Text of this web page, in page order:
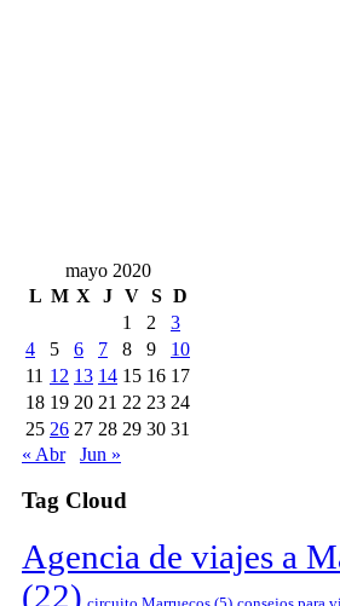
mayo 2020
L M X J V S D
1
2
3
4
5 6 7 8 9
10
11 12 13 14 15 16 17
18 19 20 21 22 23 24
25 26 27 28 29 30 31
« Abr
Jun »
Tag Cloud
Agencia de viajes a
(22)